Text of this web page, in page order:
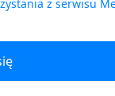
z serwisu